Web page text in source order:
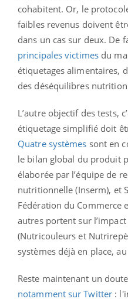
cohabitent. Or, le
faibles revenus doivent
dans un cas sur deux. De
principales victimes du
étiquetages alimentaires,
des déséquilibres
L’autre objectif des tests,
étiquetage simplifié doit
Quatre systèmes sont en
le bilan global du produit
élaborée par l’équipe de
nutritionnelle (Inserm), et
Fédération du Commerce
autres portent sur
(Nutricouleurs et
systèmes déjà en place,
Reste maintenant un
notamment sur Twitter :